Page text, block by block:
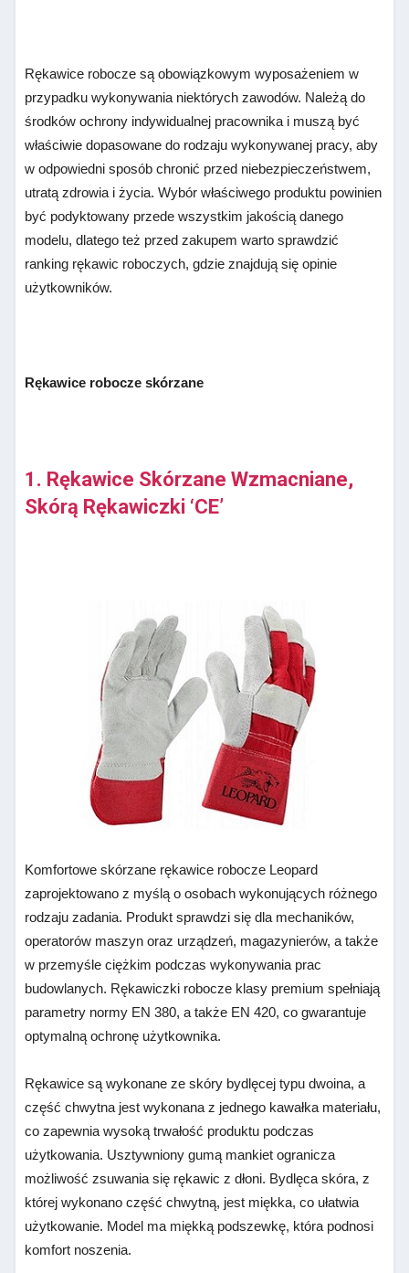
Rękawice robocze są obowiązkowym wyposażeniem w
przypadku wykonywania niektórych zawodów. Należą do
środków ochrony indywidualnej pracownika i muszą być
właściwie dopasowane do rodzaju wykonywanej pracy, aby
w odpowiedni sposób chronić przed niebezpieczeństwem,
utratą zdrowia i życia. Wybór właściwego produktu powinien
być podyktowany przede wszystkim jakością danego
modelu, dlatego też przed zakupem warto sprawdzić
ranking rękawic roboczych, gdzie znajdują się opinie
użytkowników.
Rękawice robocze skórzane
1. Rękawice Skórzane Wzmacniane,
Skórą Rękawiczki ‘CE’
Komfortowe skórzane rękawice robocze Leopard
zaprojektowano z myślą o osobach wykonujących różnego
rodzaju zadania. Produkt sprawdzi się dla mechaników,
operatorów maszyn oraz urządzeń, magazynierów, a także
w przemyśle ciężkim podczas wykonywania prac
budowlanych. Rękawiczki robocze klasy premium spełniają
parametry normy EN 380, a także EN 420, co gwarantuje
optymalną ochronę użytkownika.
Rękawice są wykonane ze skóry bydlęcej typu dwoina, a
część chwytna jest wykonana z jednego kawałka materiału,
co zapewnia wysoką trwałość produktu podczas
użytkowania. Usztywniony gumą mankiet ogranicza
możliwość zsuwania się rękawic z dłoni. Bydlęca skóra, z
której wykonano część chwytną, jest miękka, co ułatwia
użytkowanie. Model ma miękką podszewkę, która podnosi
komfort noszenia.